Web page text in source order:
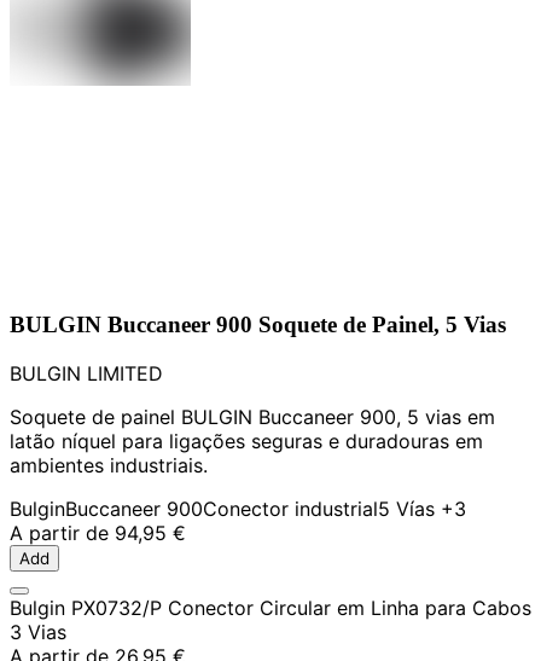
BULGIN Buccaneer 900 Soquete de Painel, 5 Vias
BULGIN LIMITED
Soquete de painel BULGIN Buccaneer 900, 5 vias em
latão níquel para ligações seguras e duradouras em
ambientes industriais.
BulginBuccaneer 900Conector industrial5 Vías +3
A partir de 94,95 €
Add
Bulgin PX0732/P Conector Circular em Linha para Cabos
3 Vias
A partir de 26,95 €